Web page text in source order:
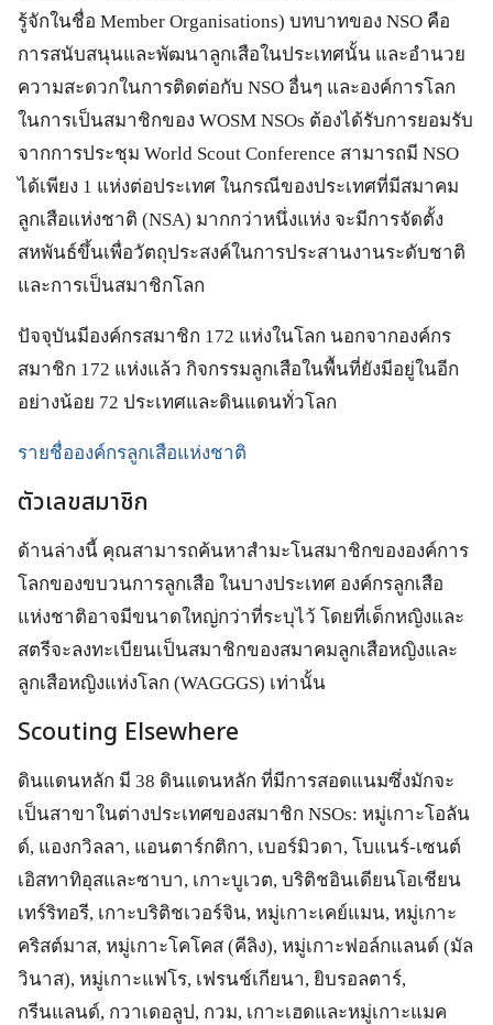
รู้จักในชื่อ Member Organisations) บทบาทของ NSO คือ
การสนับสนุนและพัฒนาลูกเสือในประเทศนั้น และอำนวย
ความสะดวกในการติดต่อกับ NSO อื่นๆ และองค์การโลก
ในการเป็นสมาชิกของ WOSM NSOs ต้องได้รับการยอมรับ
จากการประชุม World Scout Conference สามารถมี NSO
ได้เพียง 1 แห่งต่อประเทศ ในกรณีของประเทศที่มีสมาคม
ลูกเสือแห่งชาติ (NSA) มากกว่าหนึ่งแห่ง จะมีการจัดตั้ง
สหพันธ์ขึ้นเพื่อวัตถุประสงค์ในการประสานงานระดับชาติ
และการเป็นสมาชิกโลก
ปัจจุบันมีองค์กรสมาชิก 172 แห่งในโลก นอกจากองค์กร
สมาชิก 172 แห่งแล้ว กิจกรรมลูกเสือในพื้นที่ยังมีอยู่ในอีก
อย่างน้อย 72 ประเทศและดินแดนทั่วโลก
รายชื่อองค์กรลูกเสือแห่งชาติ
ตัวเลขสมาชิก
ด้านล่างนี้ คุณสามารถค้นหาสำมะโนสมาชิกขององค์การ
โลกของขบวนการลูกเสือ ในบางประเทศ องค์กรลูกเสือ
แห่งชาติอาจมีขนาดใหญ่กว่าที่ระบุไว้ โดยที่เด็กหญิงและ
สตรีจะลงทะเบียนเป็นสมาชิกของสมาคมลูกเสือหญิงและ
ลูกเสือหญิงแห่งโลก (WAGGGS) เท่านั้น
Scouting Elsewhere
ดินแดนหลัก มี 38 ดินแดนหลัก ที่มีการสอดแนมซึ่งมักจะ
เป็นสาขาในต่างประเทศของสมาชิก NSOs: หมู่เกาะโอลัน
ด์, แองกวิลลา, แอนตาร์กติกา, เบอร์มิวดา, โบแนร์-เซนต์
เอิสทาทิอุสและซาบา, เกาะบูเวต, บริติชอินเดียนโอเชียน
เทร์ริทอรี, เกาะบริติชเวอร์จิน, หมู่เกาะเคย์แมน, หมู่เกาะ
คริสต์มาส, หมู่เกาะโคโคส (คีลิง), หมู่เกาะฟอล์กแลนด์ (มัล
วินาส), หมู่เกาะแฟโร, เฟรนช์เกียนา, ยิบรอลตาร์,
กรีนแลนด์, กวาเดอลูป, กวม, เกาะเฮดและหมู่เกาะแมค